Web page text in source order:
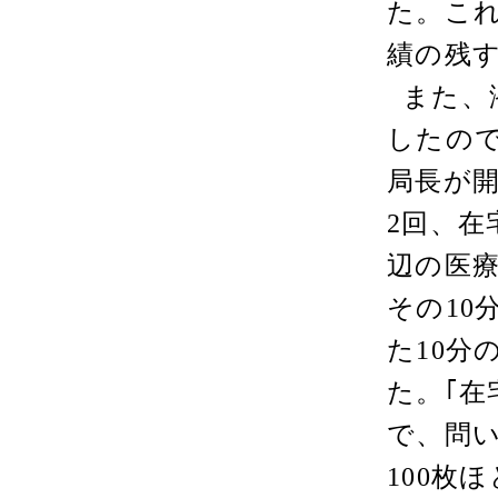
た。こ
績の残
また
したの
局長が
2 回、在
辺の医
その 10
た 10分
た。｢在
で、問
100枚ほ